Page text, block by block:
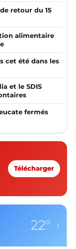
retour du 15
alimentaire
cet été dans les
et le SDIS
fermés
Télécharger
22° ›